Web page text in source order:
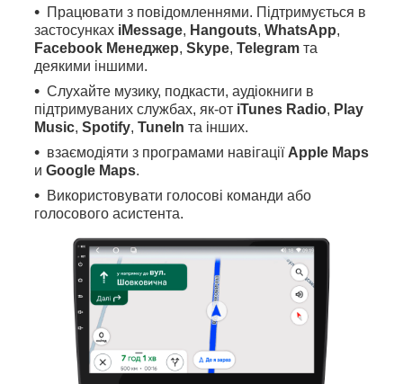
Працювати з повідомленнями. Підтримується в
застосунках iMessage, Hangouts, WhatsApp,
Facebook Менеджер, Skype, Telegram та
деякими іншими.
Слухайте музику, подкасти, аудіокниги в
підтримуваних службах, як-от iTunes Radio, Play
Music, Spotify, TuneIn та інших.
взаємодіяти з програмами навігації Apple Maps
и Google Maps.
Використовувати голосові команди або
голосового асистента.